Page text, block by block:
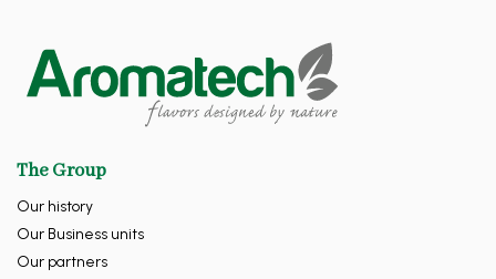
The Group
Our history
Our Business units
Our partners